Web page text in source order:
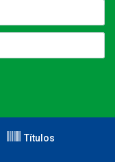
Títulos